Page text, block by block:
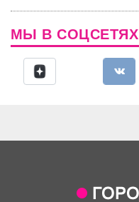
МЫ В СОЦСЕТЯХ